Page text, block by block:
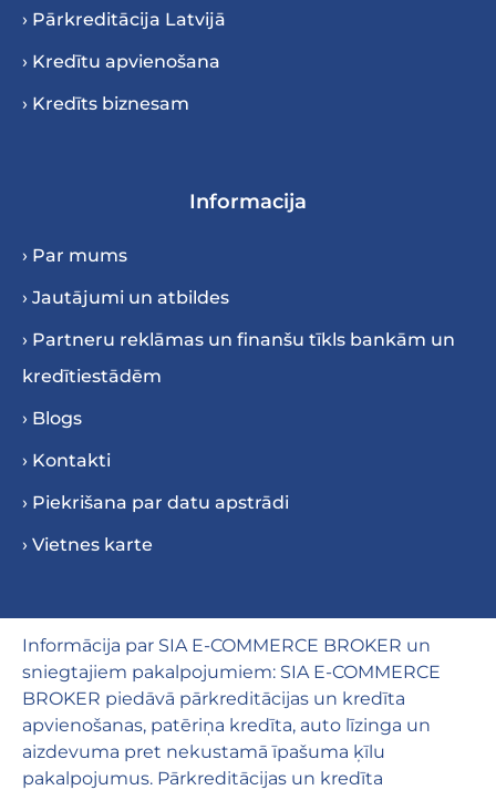
› Pārkreditācija Latvijā
› Kredītu apvienošana
› Kredīts biznesam
Informacija
› Par mums
› Jautājumi un atbildes
› Partneru reklāmas un finanšu tīkls bankām un
kredītiestādēm
› Blogs
› Kontakti
› Piekrišana par datu apstrādi
› Vietnes karte
Informācija par SIA E-COMMERCE BROKER un
sniegtajiem pakalpojumiem: SIA E-COMMERCE
BROKER piedāvā pārkreditācijas un kredīta
apvienošanas, patēriņa kredīta, auto līzinga un
aizdevuma pret nekustamā īpašuma ķīlu
pakalpojumus. Pārkreditācijas un kredīta